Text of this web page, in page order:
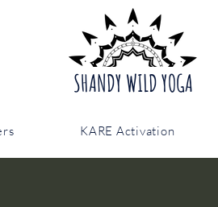
SHANDY WILD YOGA
KARE Activation